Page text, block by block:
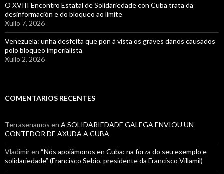
O XVIII Encontro Estatal de Solidariedade con Cuba trata da
desinformación e do bloqueo ao límite
Xullo 7, 2026
Venezuela: unha desfeita que pon á vista os graves danos causados
polo bloqueo imperialista
Xullo 2, 2026
COMENTARIOS RECENTES
Terrasenamos en A SOLIDARIEDADE GALEGA ENVIOU UN
CONTEDOR DE AXUDA A CUBA
Vladimiren “Nós apoiámonos en Cuba: na forza do seu exemplo e
solidariedade” (Francisco Sebio, presidente da Francisco Villamil)